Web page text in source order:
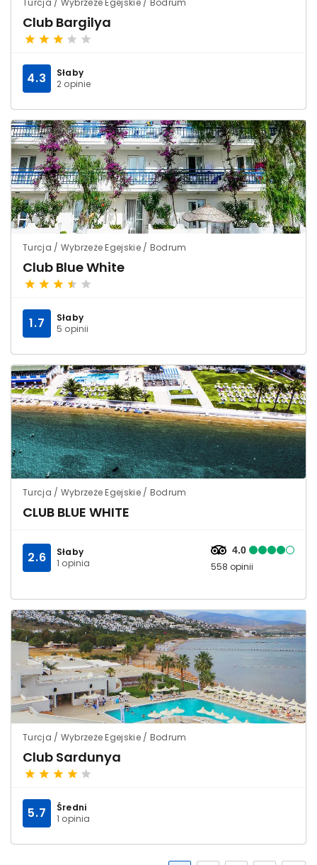
Turcja / Wybrzeże Egejskie / Bodrum
Club Bargilya
Słaby
2 opinie
4.3
Turcja / Wybrzeże Egejskie / Bodrum
Club Blue White
Słaby
5 opinii
1.7
Turcja / Wybrzeże Egejskie / Bodrum
CLUB BLUE WHITE
Słaby
1 opinia
2.6 4.0
558 opinii
Turcja / Wybrzeże Egejskie / Bodrum
Club Sardunya
Średni
1 opinia
5.7